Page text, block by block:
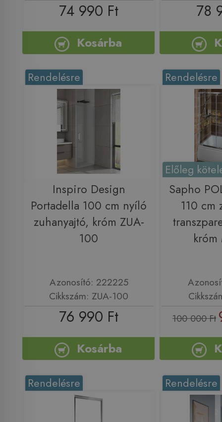
74 990 Ft
Kosárba
78
Rendelésre
Inspiro Design
Portadella 100 cm nyíló
zuhanyajtó, króm ZUA-
100
Azonosító: 222225
Cikkszám: ZUA-100
76 990 Ft
Kosárba
Rendelésre
Előleg
Sapho
110 cm
króm
100 000 Ft
Rendelésre Rendelésre